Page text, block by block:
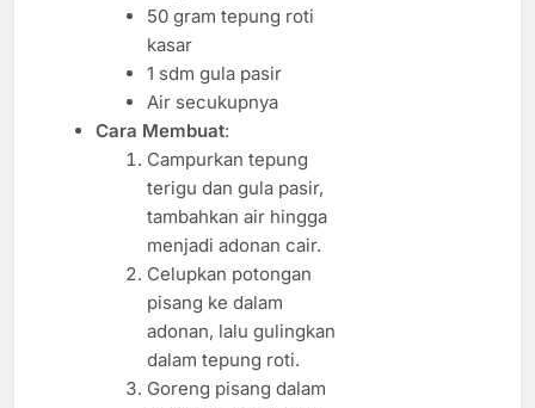
50 gram tepung roti
kasar
1 sdm gula pasir
Air secukupnya
Cara Membuat:
Campurkan tepung
terigu dan gula pasir,
tambahkan air hingga
menjadi adonan cair.
Celupkan potongan
pisang ke dalam
adonan, lalu gulingkan
dalam tepung roti.
Goreng pisang dalam